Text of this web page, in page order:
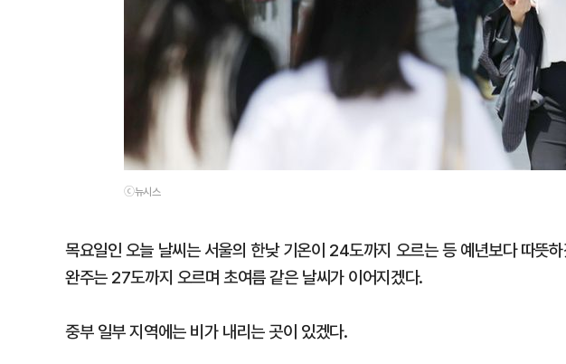
ⓒ뉴시스
목요일인 오늘 날씨는 서울의 한낮 기온이 24도까지 오르는 등 예년보다 따뜻
완주는 27도까지 오르며 초여름 같은 날씨가 이어지겠다.
중부 일부 지역에는 비가 내리는 곳이 있겠다.